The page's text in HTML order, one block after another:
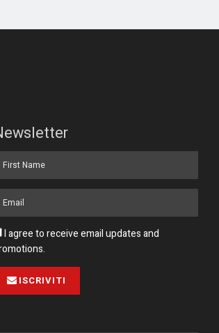
I agree to receive email updates and
ISCRIVITI